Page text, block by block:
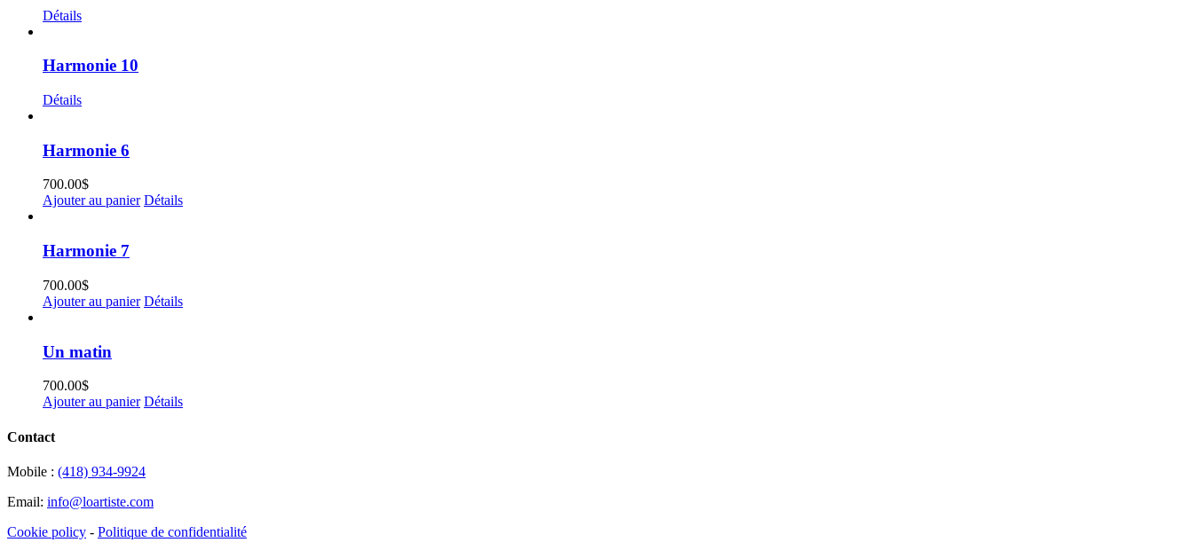
Détails
Harmonie 10
Détails
Harmonie 6
700.00$
Ajouter au panier Détails
Harmonie 7
700.00$
Ajouter au panier Détails
Un matin
700.00$
Ajouter au panier Détails
Contact
Mobile : (418) 934-9924
Email: info@loartiste.com
Cookie policy - Politique de confidentialité